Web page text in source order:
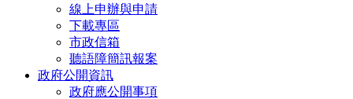
線上申辦與申請
下載專區
市政信箱
聽語障簡訊報案
政府公開資訊
政府應公開事項